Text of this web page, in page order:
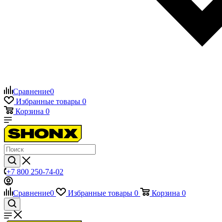
Сравнение0
Избранные товары 0
Корзина 0
+7 800 250-74-02
Сравнение0 Избранные товары 0 Корзина 0